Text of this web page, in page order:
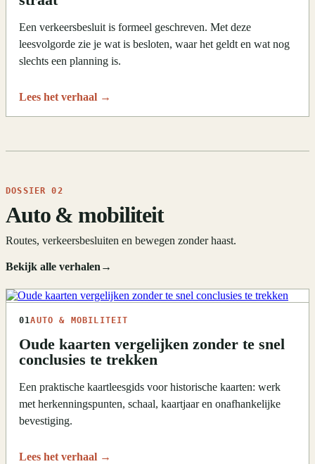
Een verkeersbesluit is formeel geschreven. Met deze
leesvolgorde zie je wat is besloten, waar het geldt en wat nog
slechts een planning is.
Lees het verhaal →
DOSSIER 02
Auto & mobiliteit
Routes, verkeersbesluiten en bewegen zonder haast.
Bekijk alle verhalen→
01AUTO & MOBILITEIT
Oude kaarten vergelijken zonder te snel
conclusies te trekken
Een praktische kaartleesgids voor historische kaarten: werk
met herkenningspunten, schaal, kaartjaar en onafhankelijke
bevestiging.
Lees het verhaal →